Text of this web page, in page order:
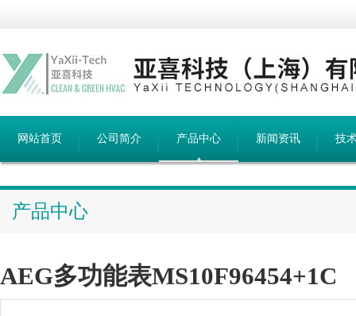
网站首页 公司简介 产品中心 新闻资讯 技
产品中心
AEG多功能表MS10F96454+1C